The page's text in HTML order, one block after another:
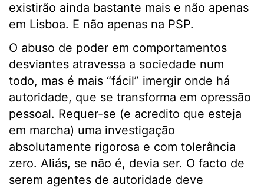
existirão ainda bastante mais e não apenas
em Lisboa. E não apenas na PSP.
O abuso de poder em comportamentos
desviantes atravessa a sociedade num
todo, mas é mais “fácil” imergir onde há
autoridade, que se transforma em opressão
pessoal. Requer-se (e acredito que esteja
em marcha) uma investigação
absolutamente rigorosa e com tolerância
zero. Aliás, se não é, devia ser. O facto de
serem agentes de autoridade deve